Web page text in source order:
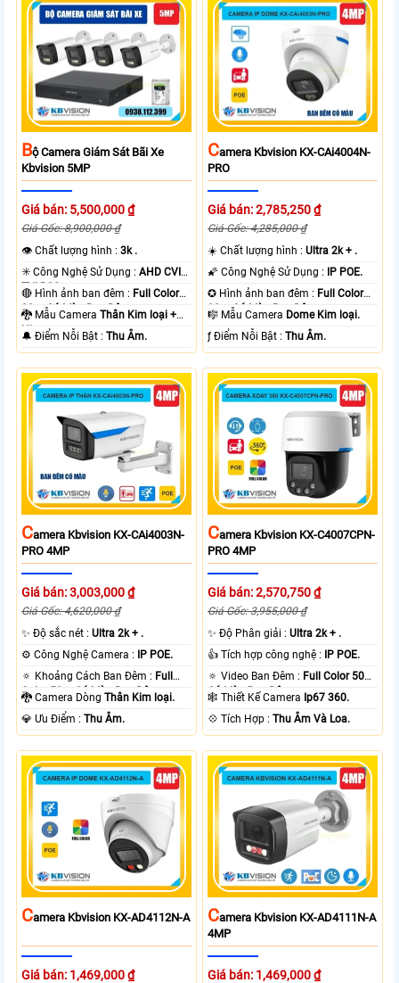
BỘ Camera Giám Sát Bãi Xe
Kbvision 5MP
Giá bán: 5,500,000 ₫
Giá Gốc: 8,900,000 ₫
👁 Chất lượng hình :3k .
✳️ Công Nghệ Sử Dụng :AHD CVI
TVI BCS.
🔴 Hình ảnh ban đêm : Full Color
80m Có Màu Ban Ðêm.
🐉️ Mẫu CameraThân Kim loại +
Nhựa.
️🔔 Điểm Nỗi Bật :Thu Âm.
CAmera Kbvision KX-CAi4004N-
PRO
Giá bán: 2,785,250 ₫
Giá Gốc: 4,285,000 ₫
☀️ Chất lượng hình :Ultra 2k + .
🌠 Công Nghệ Sử Dụng :
IP POE.
✪ Hình ảnh ban đêm : Full Color
30m Có Màu Ban Ðêm.
🎼️ Mẫu Camera Dome Kim loại.
️ƒ Điểm Nỗi Bật :Thu Âm.
CAmera Kbvision KX-CAi4003N-
PRO 4MP
Giá bán: 3,003,000 ₫
Giá Gốc: 4,620,000 ₫
✨ Độ sắc nét :Ultra 2k + .
⚙ Công Nghệ Camera :
IP POE.
🔅 Khoảng Cách Ban Đêm : Full
Color 50m Có Màu Ban Ðêm.
🐉️ Camera DòngThân Kim loại.
️💎 Ưu Điểm :Thu Âm.
CAmera Kbvision KX-C4007CPN-
PRO 4MP
Giá bán: 2,570,750 ₫
Giá Gốc: 3,955,000 ₫
✨ Độ Phân giải :Ultra 2k + .
👍 Tích hợp công nghệ :
IP POE.
🔅 Video Ban Đêm : Full Color 50m
Có Màu Ban Ðêm.
🕸️ Thiết Kế Camera Ip67 360.
️💠 Tích Hợp :Thu Âm Và Loa.
CAmera Kbvision KX-AD4112N-A
Giá bán: 1,469,000 ₫
CAmera Kbvision KX-AD4111N-A
4MP
Giá bán: 1,469,000 ₫